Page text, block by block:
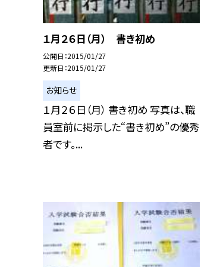
１月２６日（月） 書き初め
公開日 2015/01/27
更新日 2015/01/27
お知らせ
１月２６日（月） 書き初め 写真は、職
員室前に掲示した“書き初め”の優秀
者です。...